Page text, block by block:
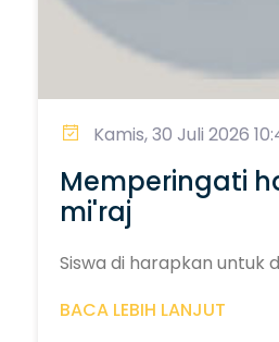
Kamis, 30 Juli 2026
Memperingati
mi'raj
Siswa di harapkan untuk
BACA LEBIH LANJUT